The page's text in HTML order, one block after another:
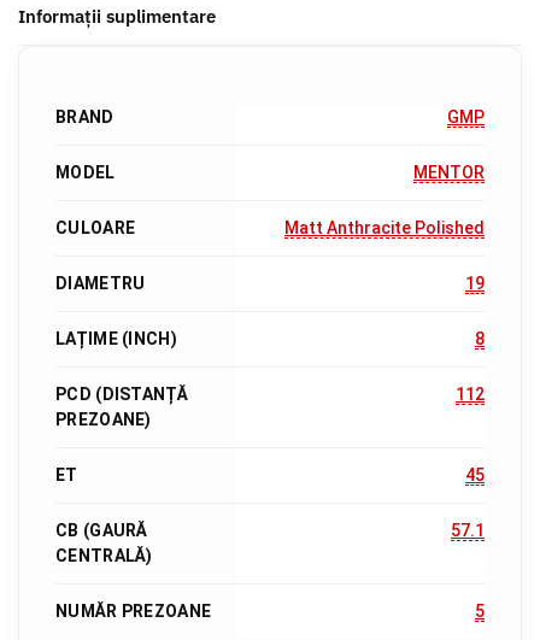
Informații suplimentare
BRAND GMP
MODEL MENTOR
CULOARE Matt Anthracite Polished
DIAMETRU 19
LAȚIME (INCH) 8
PCD (DISTANȚĂ
PREZOANE)
112
ET 45
CB (GAURĂ
CENTRALĂ)
57.1
NUMĂR PREZOANE 5